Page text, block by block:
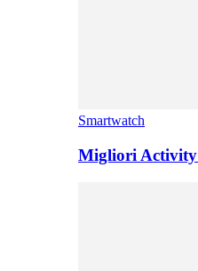
Smartwatch
Migliori